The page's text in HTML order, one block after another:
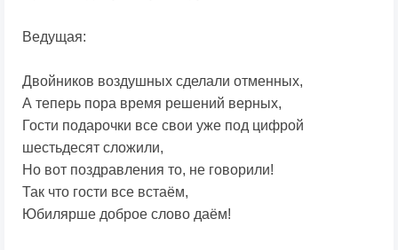
Ведущая:
Двойников воздушных сделали отменных,
А теперь пора время решений верных,
Гости подарочки все свои уже под цифрой
шестьдесят сложили,
Но вот поздравления то, не говорили!
Так что гости все встаём,
Юбилярше доброе слово даём!